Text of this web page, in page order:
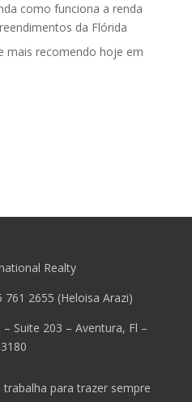
como funciona a renda
da Flórida
mais recomendo hoje em
Realty
761 2655 (Heloisa Arazi)
Suite 203 – Aventura, Fl –
trabalha para trazer sempre